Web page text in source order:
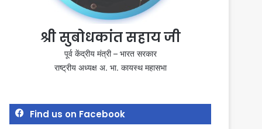
श्री सुबोधकांत सहाय जी
पूर्व केंद्रीय मंत्री – भारत सरकार
राष्ट्रीय अध्यक्ष अ. भा. कायस्थ महासभा
Find us on Facebook